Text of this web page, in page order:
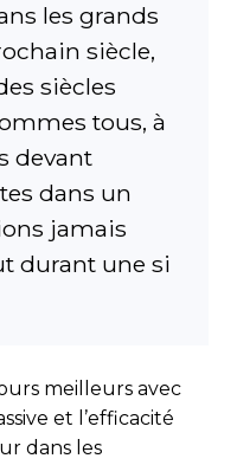
les grands
siècle,
siècles
tous, à
devant
dans un
jamais
durant une si
meilleurs avec
et l’efficacité
dans les